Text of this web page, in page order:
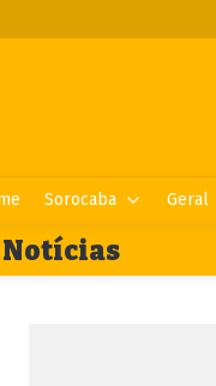
Sorocaba Geral
Notícias